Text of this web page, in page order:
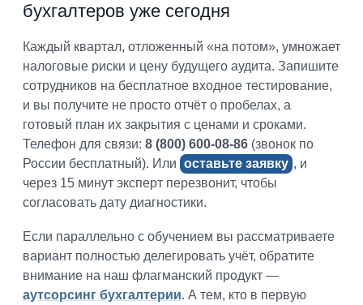
бухгалтеров уже сегодня
Каждый квартал, отложенный «на потом», умножает
налоговые риски и цену будущего аудита. Запишите
сотрудников на бесплатное входное тестирование,
и вы получите не просто отчёт о пробелах, а
готовый план их закрытия с ценами и сроками.
Телефон для связи: 8 (800) 600-08-86 (звонок по
России бесплатный). Или оставьте заявку , и
через 15 минут эксперт перезвонит, чтобы
согласовать дату диагностики.
Если параллельно с обучением вы рассматриваете
вариант полностью делегировать учёт, обратите
внимание на наш флагманский продукт —
аутсорсинг бухгалтерии. А тем, кто в первую